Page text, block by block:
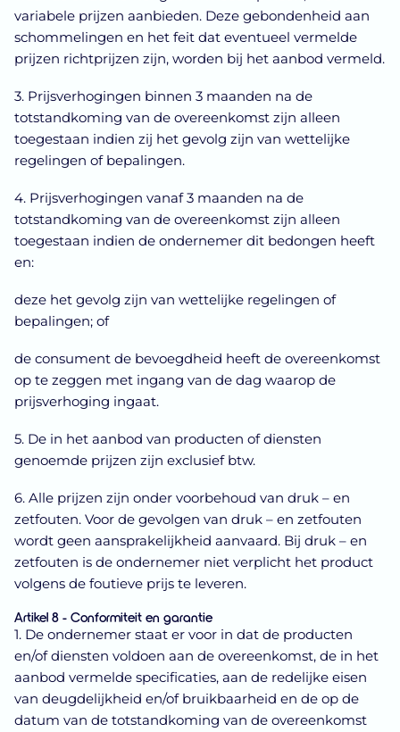
variabele prijzen aanbieden. Deze gebondenheid aan
schommelingen en het feit dat eventueel vermelde
prijzen richtprijzen zijn, worden bij het aanbod vermeld.
3. Prijsverhogingen binnen 3 maanden na de
totstandkoming van de overeenkomst zijn alleen
toegestaan indien zij het gevolg zijn van wettelijke
regelingen of bepalingen.
4. Prijsverhogingen vanaf 3 maanden na de
totstandkoming van de overeenkomst zijn alleen
toegestaan indien de ondernemer dit bedongen heeft
en:
deze het gevolg zijn van wettelijke regelingen of
bepalingen; of
de consument de bevoegdheid heeft de overeenkomst
op te zeggen met ingang van de dag waarop de
prijsverhoging ingaat.
5. De in het aanbod van producten of diensten
genoemde prijzen zijn exclusief btw.
6. Alle prijzen zijn onder voorbehoud van druk – en
zetfouten. Voor de gevolgen van druk – en zetfouten
wordt geen aansprakelijkheid aanvaard. Bij druk – en
zetfouten is de ondernemer niet verplicht het product
volgens de foutieve prijs te leveren.
Artikel 8 - Conformiteit en garantie
1. De ondernemer staat er voor in dat de producten
en/of diensten voldoen aan de overeenkomst, de in het
aanbod vermelde specificaties, aan de redelijke eisen
van deugdelijkheid en/of bruikbaarheid en de op de
datum van de totstandkoming van de overeenkomst